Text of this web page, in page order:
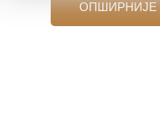
ОПШИРНИЈЕ